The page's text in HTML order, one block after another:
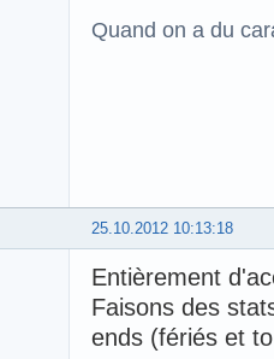
Quand on a du
25.10.2012 10:13:18
Entièrement
Faisons des
ends (fériés et